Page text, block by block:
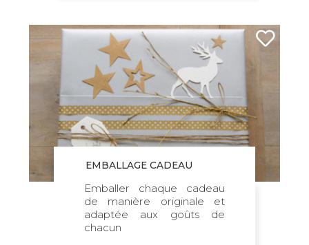
EMBALLAGE CADEAU
Emballer chaque cadeau
de manière originale et
adaptée aux goûts de
chacun